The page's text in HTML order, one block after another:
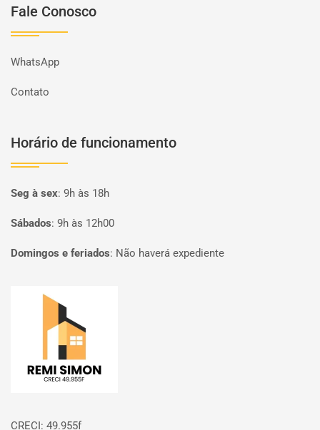
Fale Conosco
WhatsApp
Contato
Horário de funcionamento
Seg à sex: 9h às 18h
Sábados: 9h às 12h00
Domingos e feriados: Não haverá expediente
Página inicial
CRECI: 49.955f